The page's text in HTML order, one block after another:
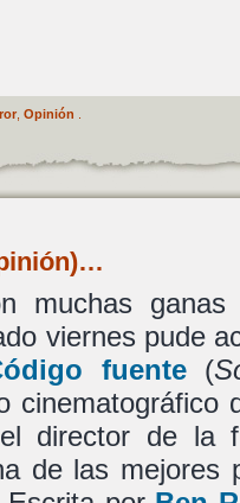
, Opinión
muchas
viernes pude
fuente(
cinematográfico
director de la
de las mejores